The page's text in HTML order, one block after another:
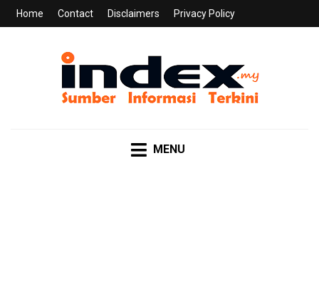
Home Contact Disclaimers Privacy Policy
MENU